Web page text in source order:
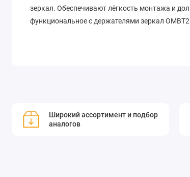
зеркал. Обеспечивают лёгкость монтажа и
функциональное с держателями зеркал
Широкий ассортимент и подбор
аналогов